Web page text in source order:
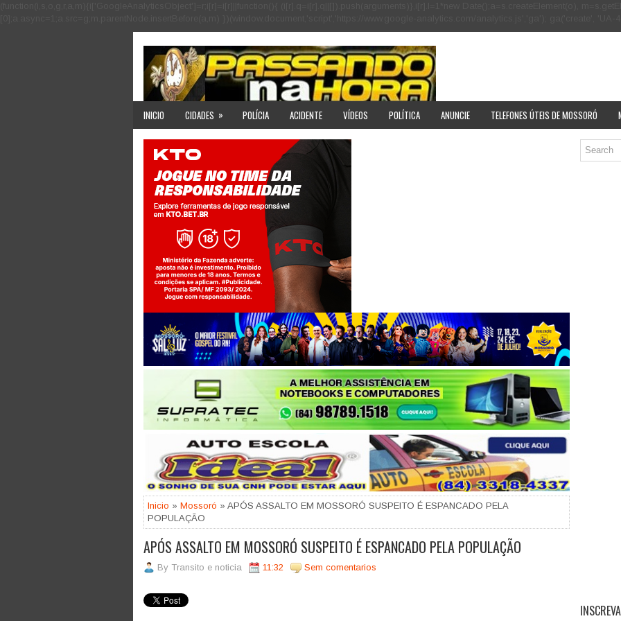
INICIO CIDADES » POLÍCIA ACIDENTE VÍDEOS POLÍTICA ANUNCIE TELEFONES ÚTEIS DE MOSSORÓ
Jogue com responsabilidade. 18+
Inicio » Mossoró » APÓS ASSALTO EM MOSSORÓ SUSPEITO É ESPANCADO PELA
POPULAÇÃO
APÓS ASSALTO EM MOSSORÓ SUSPEITO É ESPANCADO PELA POPULAÇÃO
By Transito e noticia 11:32 Sem comentarios